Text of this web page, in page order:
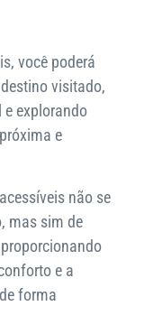
você poderá
visitado,
explorando
e
não se
mas sim de
e a
forma